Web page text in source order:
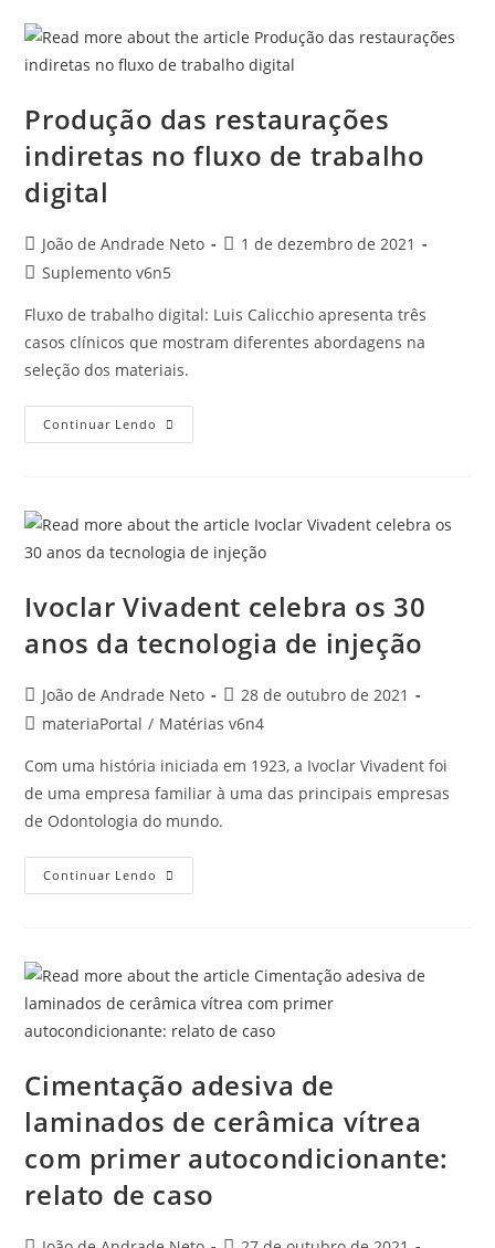
Produção das restaurações
indiretas no fluxo de trabalho
digital
João de Andrade Neto
1 de dezembro de 2021
Suplemento v6n5
Fluxo de trabalho digital: Luis Calicchio apresenta três
casos clínicos que mostram diferentes abordagens na
seleção dos materiais.
Continuar Lendo
Ivoclar Vivadent celebra os 30
anos da tecnologia de injeção
João de Andrade Neto
28 de outubro de 2021
materiaPortal / Matérias v6n4
Com uma história iniciada em 1923, a Ivoclar Vivadent foi
de uma empresa familiar à uma das principais empresas
de Odontologia do mundo.
Continuar Lendo
Cimentação adesiva de
laminados de cerâmica vítrea
com primer autocondicionante:
relato de caso